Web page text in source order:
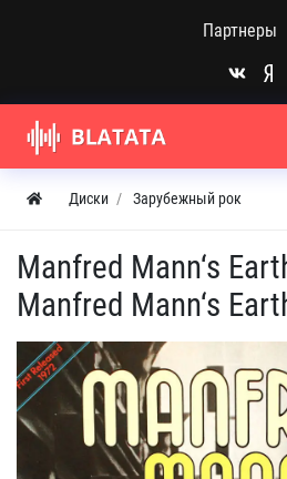
Партнеры
Диски Зарубежный рок
Manfred Mann‘s
Manfred Mann‘s